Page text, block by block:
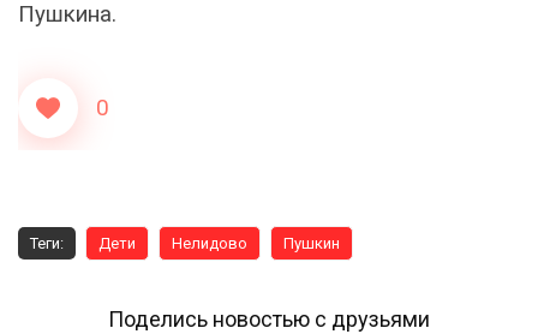
Пушкина.
0
Теги: Дети Нелидово Пушкин
Поделись новостью с друзьями